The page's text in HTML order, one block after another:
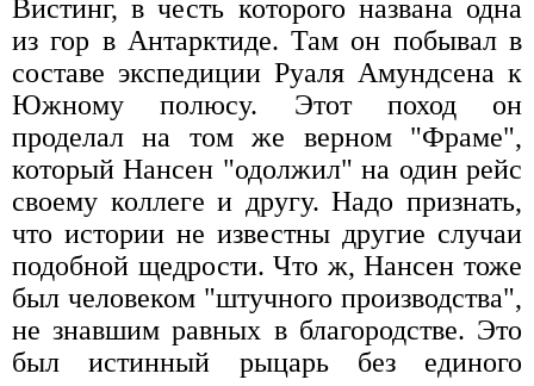
Вистинг, в честь которого названа одна
из гор в Антарктиде. Там он побывал в
составе экспедиции Руаля Амундсена к
Южному полюсу. Этот поход он
проделал на том же верном "Фраме",
который Нансен "одолжил" на один рейс
своему коллеге и другу. Надо признать,
что истории не известны другие случаи
подобной щедрости. Что ж, Нансен тоже
был человеком "штучного производства",
не знавшим равных в благородстве. Это
был истинный рыцарь без единого